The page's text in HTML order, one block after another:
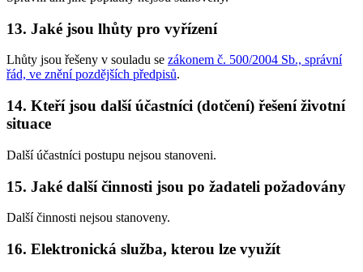
13. Jaké jsou lhůty pro vyřízení
Lhůty jsou řešeny v souladu se zákonem č. 500/2004 Sb., správní
řád, ve znění pozdějších předpisů.
14. Kteří jsou další účastníci (dotčení) řešení životní
situace
Další účastníci postupu nejsou stanoveni.
15. Jaké další činnosti jsou po žadateli požadovány
Další činnosti nejsou stanoveny.
16. Elektronická služba, kterou lze využít